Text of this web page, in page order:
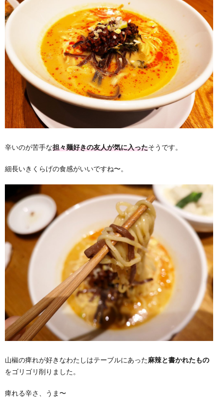
辛いのが苦手な担々麺好きの友人が気に入ったそうです。
細長いきくらげの食感がいいですね〜。
山椒の痺れが好きなわたしはテーブルにあった麻辣と書かれたもの
をゴリゴリ削りました。
痺れる辛さ、うま〜